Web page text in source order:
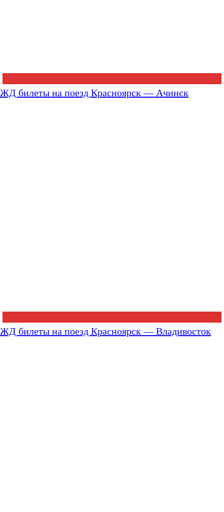
ЖД билеты на поезд Красноярск — Ачинск
ЖД билеты на поезд Красноярск — Владивосток